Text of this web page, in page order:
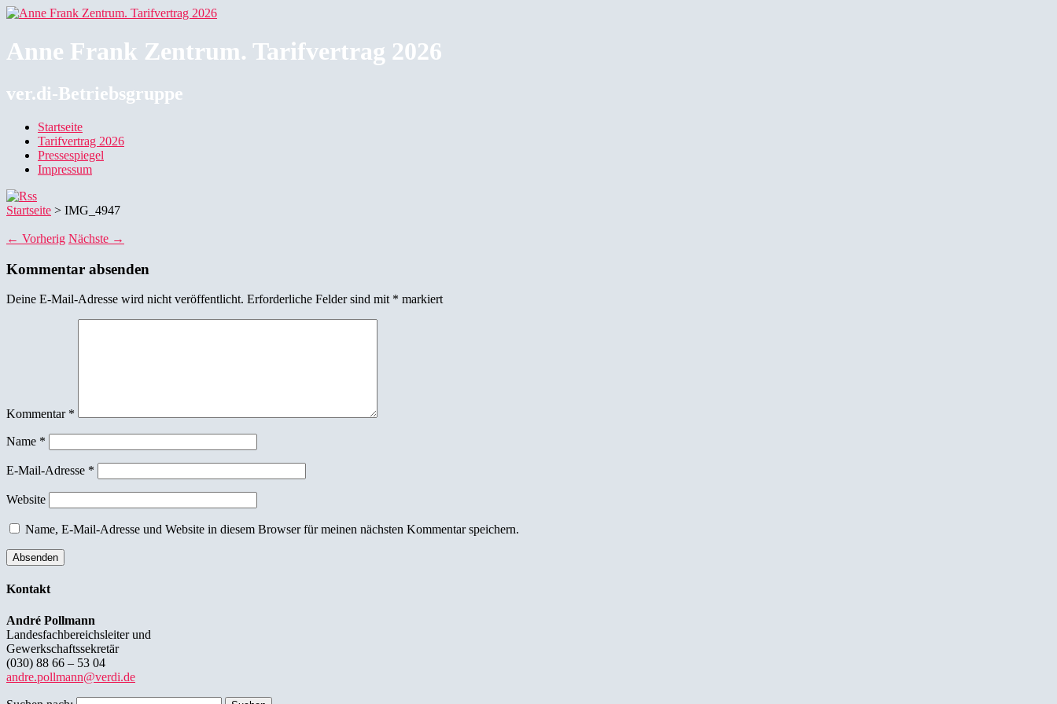
Anne Frank Zentrum. Tarifvertrag 2026
ver.di-Betriebsgruppe
Startseite
Tarifvertrag 2026
Pressespiegel
Impressum
Startseite > IMG_4947
← Vorherig Nächste →
Kommentar absenden
Deine E-Mail-Adresse wird nicht veröffentlicht. Erforderliche Felder sind mit * markiert
Kommentar *
Name *
E-Mail-Adresse *
Website
Name, E-Mail-Adresse und Website in diesem Browser für meinen nächsten Kommentar speichern.
Kontakt
André Pollmann
Landesfachbereichsleiter und
Gewerkschaftssekretär
(030) 88 66 – 53 04
andre.pollmann@verdi.de